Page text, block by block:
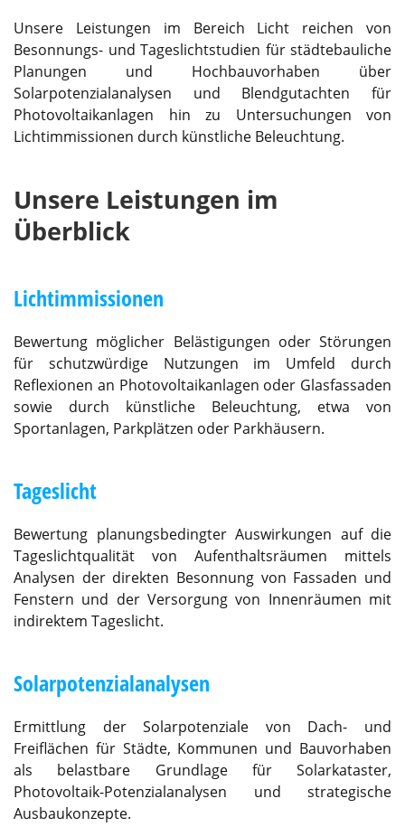
Unsere Leistungen im Bereich Licht reichen von
Besonnungs- und Tageslichtstudien für städtebauliche
Planungen und Hochbauvorhaben über
Solarpotenzialanalysen und Blendgutachten für
Photovoltaikanlagen hin zu Untersuchungen von
Lichtimmissionen durch künstliche Beleuchtung.
Unsere Leistungen im
Überblick
Lichtimmissionen
Bewertung möglicher Belästigungen oder Störungen
für schutzwürdige Nutzungen im Umfeld durch
Reflexionen an Photovoltaikanlagen oder Glasfassaden
sowie durch künstliche Beleuchtung, etwa von
Sportanlagen, Parkplätzen oder Parkhäusern.
Tageslicht
Bewertung planungsbedingter Auswirkungen auf die
Tageslichtqualität von Aufenthaltsräumen mittels
Analysen der direkten Besonnung von Fassaden und
Fenstern und der Versorgung von Innenräumen mit
indirektem Tageslicht.
Solarpotenzialanalysen
Ermittlung der Solarpotenziale von Dach- und
Freiflächen für Städte, Kommunen und Bauvorhaben
als belastbare Grundlage für Solarkataster,
Photovoltaik-Potenzialanalysen und strategische
Ausbaukonzepte.